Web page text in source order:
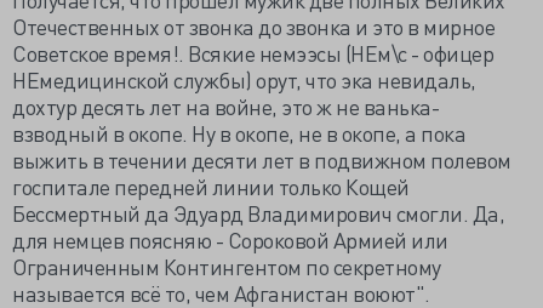
Отечественных от звонка до звонка и это в мирное
Советское время!. Всякие немээсы (НЕм\с - офицер
НЕмедицинской службы) орут, что эка невидаль,
дохтур десять лет на войне, это ж не ванька-
взводный в окопе. Ну в окопе, не в окопе, а пока
выжить в течении десяти лет в подвижном полевом
госпитале передней линии только Кощей
Бессмертный да Эдуард Владимирович смогли. Да,
для немцев поясняю - Сороковой Армией или
Ограниченным Контингентом по секретному
называется всё то, чем Афганистан воюют".